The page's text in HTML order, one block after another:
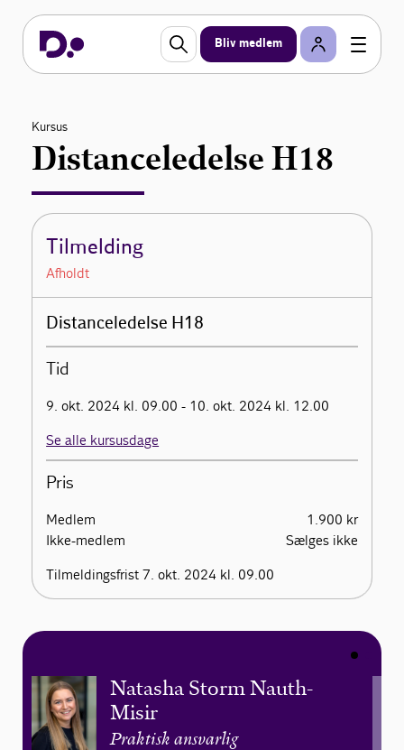
Bliv medlem
Kursus
Distanceledelse H18
Tilmelding
Afholdt
Distanceledelse H18
Tid
9. okt. 2024 kl. 09.00 - 10. okt. 2024 kl. 12.00
Se alle kursusdage
Pris
Medlem
1.900 kr
Ikke-medlem
Sælges ikke
Tilmeldingsfrist 7. okt. 2024 kl. 09.00
Natasha Storm Nauth-
Misir
Praktisk ansvarlig